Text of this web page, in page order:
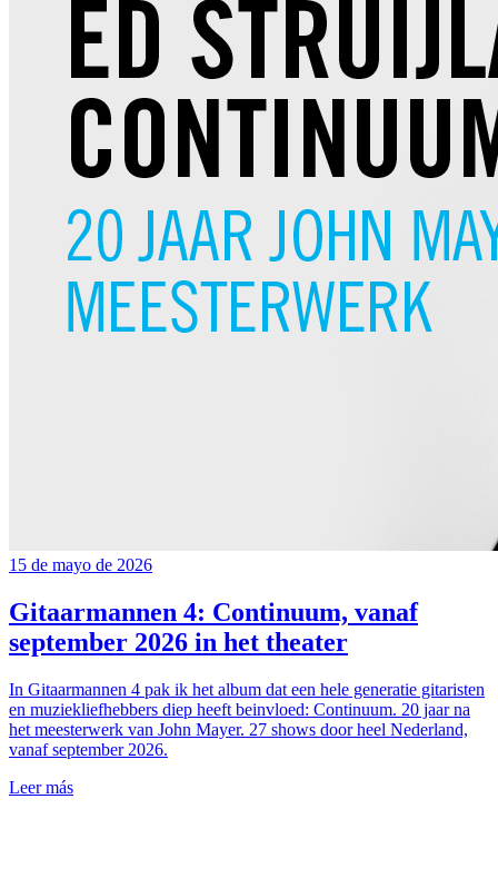
15 de mayo de 2026
Gitaarmannen 4: Continuum, vanaf
september 2026 in het theater
In Gitaarmannen 4 pak ik het album dat een hele generatie gitaristen
en muziekliefhebbers diep heeft beinvloed: Continuum. 20 jaar na
het meesterwerk van John Mayer. 27 shows door heel Nederland,
vanaf september 2026.
Leer más